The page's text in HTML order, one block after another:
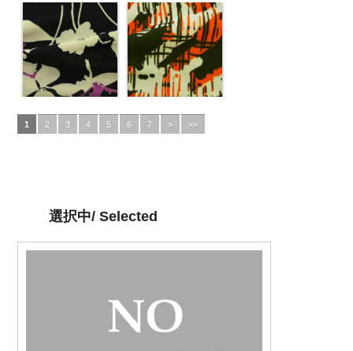
1 2 3 4 5 6 7 > >>
選択中/ Selected